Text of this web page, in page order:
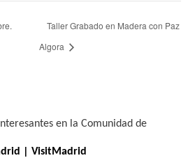
Taller Grabado en Madera con Paz
Algora
en la Comunidad de
| VisitMadrid